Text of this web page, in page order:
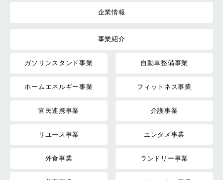
企業情報
事業紹介
ガソリンスタンド事業 自動車整備事業
ホームエネルギー事業 フィットネス事業
官民連携事業 介護事業
リユース事業 エンタメ事業
外食事業 ランドリー事業